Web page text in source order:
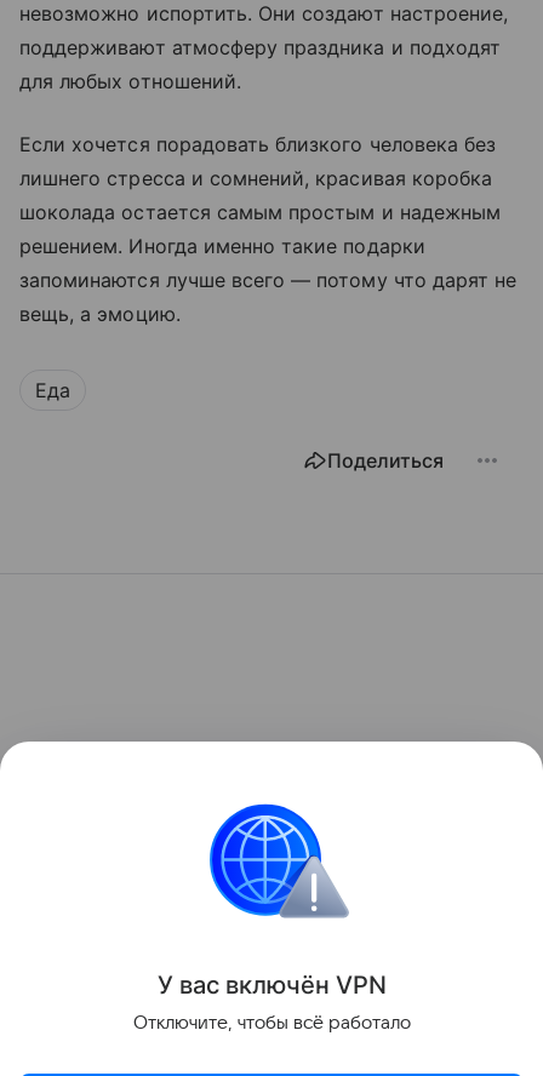
невозможно испортить. Они создают настроение,
поддерживают атмосферу праздника и подходят
для любых отношений.
Если хочется порадовать близкого человека без
лишнего стресса и сомнений, красивая коробка
шоколада остается самым простым и надежным
решением. Иногда именно такие подарки
запоминаются лучше всего — потому что дарят не
вещь, а эмоцию.
Еда
Поделиться
У вас включён VPN
Отключите, чтобы всё работало